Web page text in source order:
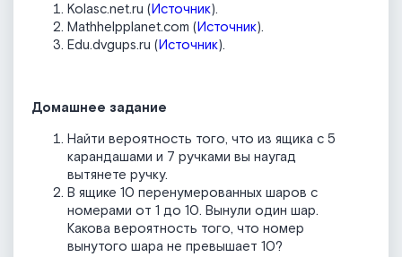
Kolasc.net.ru (Источник).
Mathhelpplanet.com (Источник).
Edu.dvgups.ru (Источник).
Домашнее задание
Найти вероятность того, что из ящика с 5
карандашами и 7 ручками вы наугад
вытянете ручку.
В ящике 10 перенумерованных шаров с
номерами от 1 до 10. Вынули один шар.
Какова вероятность того, что номер
вынутого шара не превышает 10?